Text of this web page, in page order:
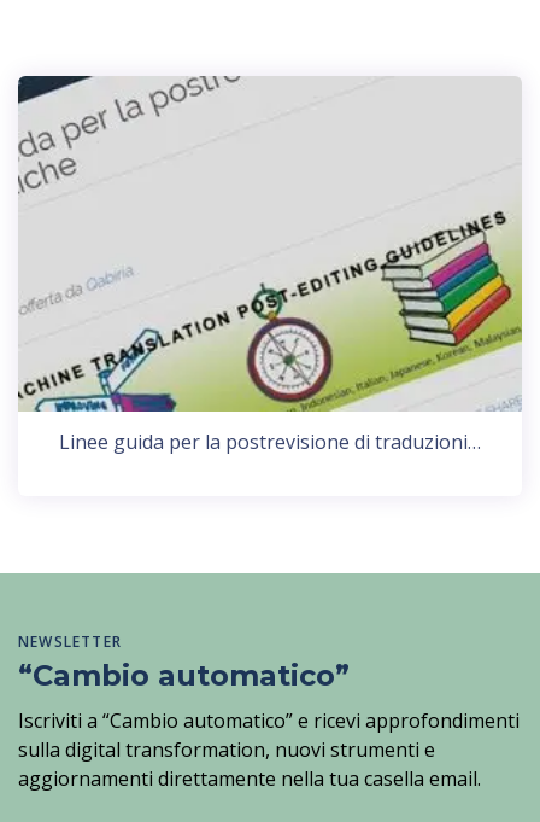
Linee guida per la postrevisione di traduzioni…
NEWSLETTER
“Cambio automatico”
Iscriviti a “Cambio automatico” e ricevi approfondimenti
sulla digital transformation, nuovi strumenti e
aggiornamenti direttamente nella tua casella email.